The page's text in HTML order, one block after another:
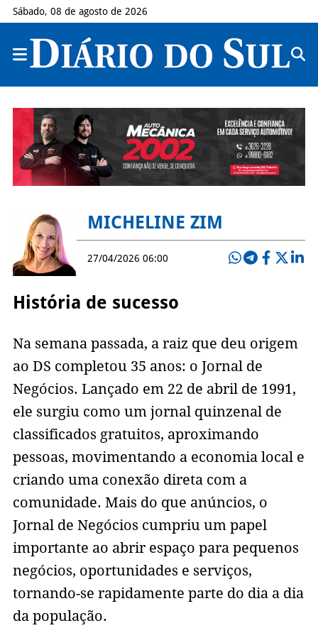
Sábado, 08 de agosto de 2026
MICHELINE ZIM
27/04/2026 06:00
História de sucesso
Na semana passada, a raiz que deu origem
ao DS completou 35 anos: o Jornal de
Negócios. Lançado em 22 de abril de 1991,
ele surgiu como um jornal quinzenal de
classificados gratuitos, aproximando
pessoas, movimentando a economia local e
criando uma conexão direta com a
comunidade. Mais do que anúncios, o
Jornal de Negócios cumpriu um papel
importante ao abrir espaço para pequenos
negócios, oportunidades e serviços,
tornando-se rapidamente parte do dia a dia
da população.